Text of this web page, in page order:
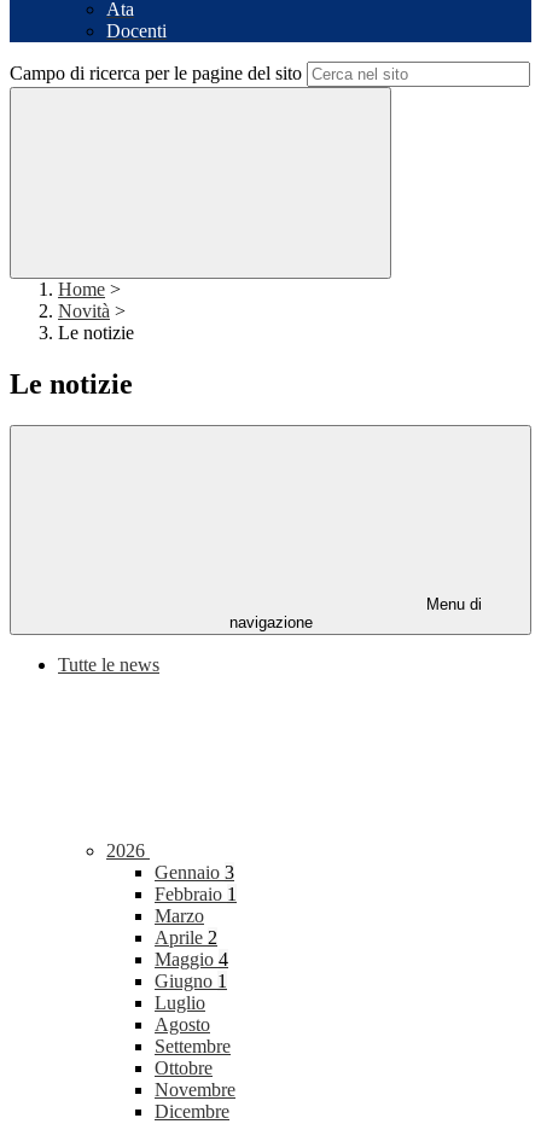
Ata
Docenti
Campo di ricerca per le pagine del sito
Home >
Novità >
Le notizie
Le notizie
Menu di
navigazione
Tutte le news
2026
Gennaio 3
Febbraio 1
Marzo
Aprile 2
Maggio 4
Giugno 1
Luglio
Agosto
Settembre
Ottobre
Novembre
Dicembre